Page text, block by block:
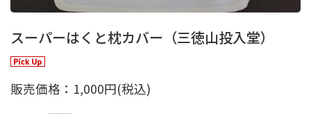
スーパーはくと枕カバー（三徳山投入堂）
販売価格： 1,000円(税込)